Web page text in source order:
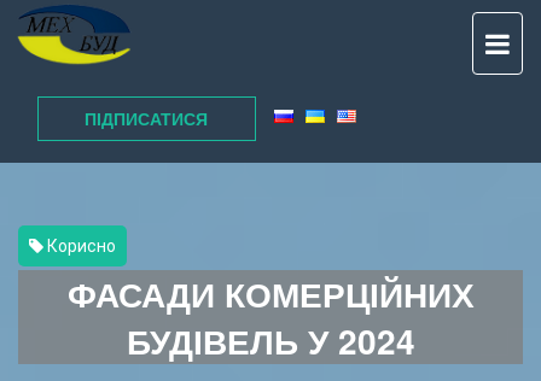
ПІДПИСАТИСЯ
Корисно
ФАСАДИ КОМЕРЦІЙНИХ
БУДІВЕЛЬ У 2024